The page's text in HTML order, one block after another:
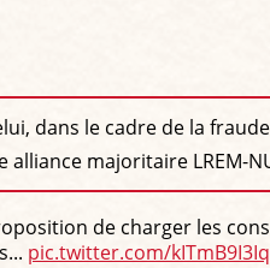
dans le cadre de la
majoritaire LREM-
de charger les
pic.twitter.com/kITmB9I3Iq